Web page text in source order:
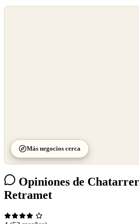
Más negocios cerca
Opiniones de
Retramet